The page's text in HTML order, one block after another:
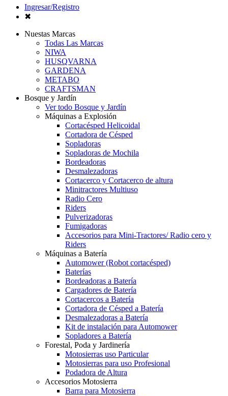
Ingresar/Registro
✖
Nuestas Marcas
Todas Las Marcas
NIWA
HUSQVARNA
GARDENA
METABO
CRAFTSMAN
Bosque y Jardín
Ver todo Bosque y Jardín
Máquinas a Explosión
Cortacésped Helicoidal
Cortadora de Césped
Sopladoras
Sopladoras de Mochila
Bordeadoras
Desmalezadoras
Cortacerco y Cortacerco de altura
Minitractores Multiuso
Radio Cero
Riders
Pulverizadoras
Fumigadoras
Accesorios para Mini-Tractores/ Radio cero y
Riders
Máquinas a Batería
Automower (Robot cortacésped)
Baterías
Bordeadoras a Batería
Cargadores de Batería
Cortacercos a Batería
Cortadora de Césped a Batería
Desmalezadoras a Batería
Kit de instalación para Automower
Sopladores a Batería
Forestal, Poda y Jardinería
Motosierras uso Particular
Motosierras para uso Profesional
Podadora de Altura
Accesorios Motosierra
Barra para Motosierra